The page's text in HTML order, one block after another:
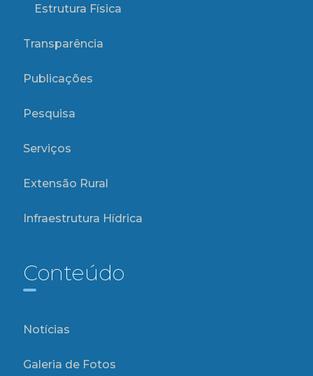
Estrutura Física
Transparência
Publicações
Pesquisa
Serviços
Extensão Rural
Infraestrutura Hídrica
Conteúdo
Notícias
Galeria de Fotos